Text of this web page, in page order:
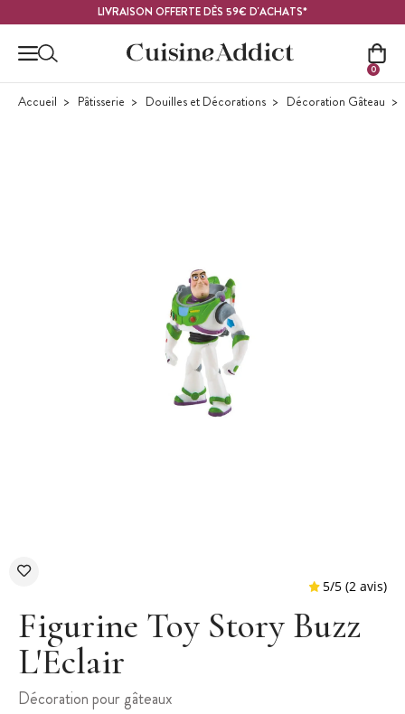
LIVRAISON OFFERTE DÈS 59€ D'ACHATS*
0
Accueil Pâtisserie Douilles et Décorations Décoration Gâteau
Figurine Toy Story Buzz
L'Eclair
Décoration pour gâteaux